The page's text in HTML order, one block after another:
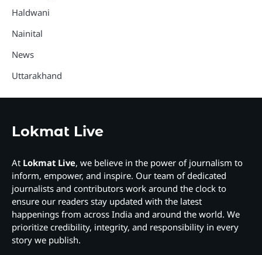
Haldwani
Nainital
News
Uttarakhand
Lokmat Live
At Lokmat Live, we believe in the power of journalism to
inform, empower, and inspire. Our team of dedicated
journalists and contributors work around the clock to
ensure our readers stay updated with the latest
happenings from across India and around the world. We
prioritize credibility, integrity, and responsibility in every
story we publish.